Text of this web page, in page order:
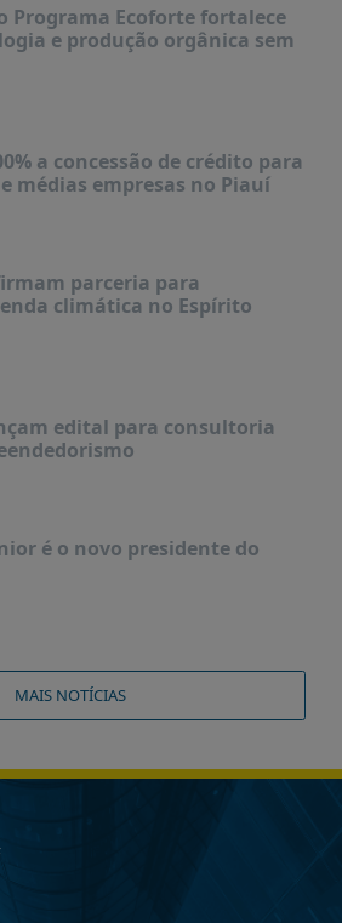
Programa Ecoforte fortalece
e produção orgânica sem
a concessão de crédito para
médias empresas no Piauí
parceria para
climática no Espírito
edital para consultoria
é o novo presidente do
MAIS NOTÍCIAS